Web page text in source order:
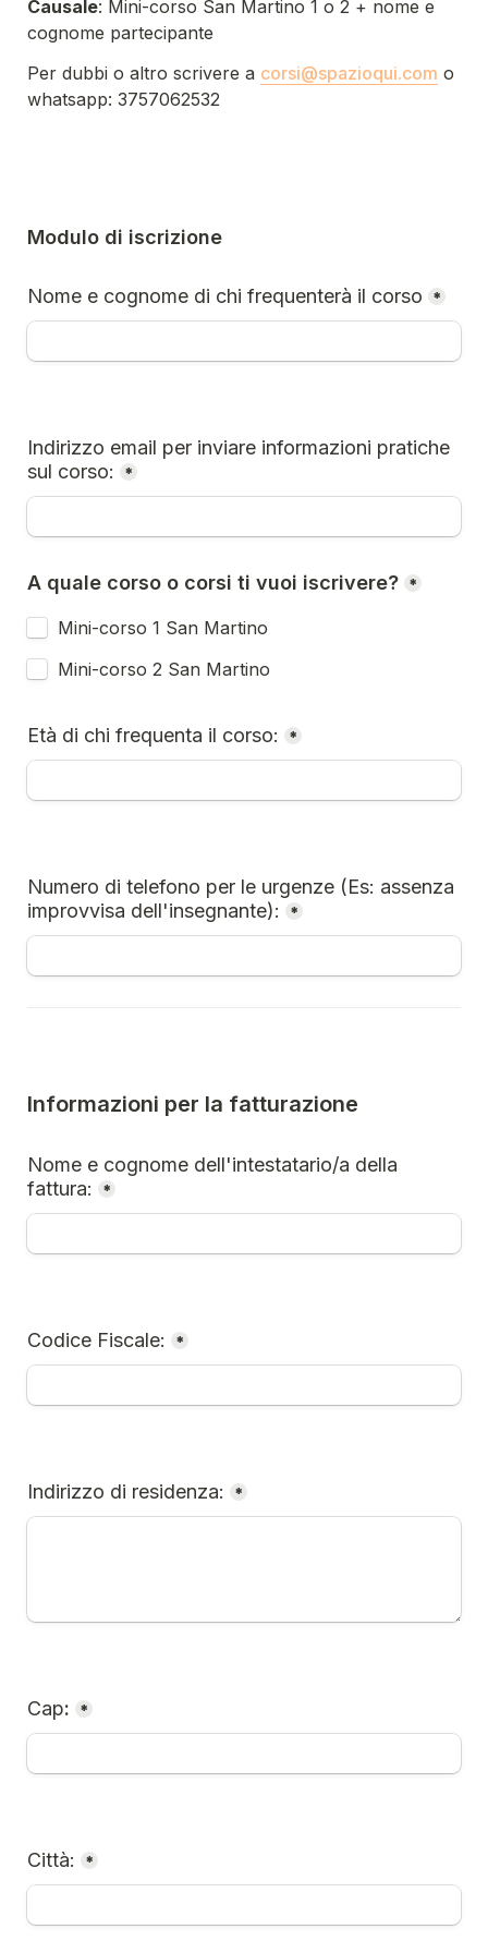
Causale: Mini-corso San Martino 1 o 2 + nome e
cognome partecipante
Per dubbi o altro scrivere a corsi@spazioqui.com o
whatsapp: 3757062532
Modulo di iscrizione
Nome e cognome di chi frequenterà il corso *
Indirizzo email per inviare informazioni pratiche
sul corso:
*
A quale corso o corsi ti vuoi iscrivere? *
Mini-corso 1 San Martino
Mini-corso 2 San Martino
Età di chi frequenta il corso: *
Numero di telefono per le urgenze (Es: assenza
improvvisa dell'insegnante):
*
Informazioni per la fatturazione
Nome e cognome dell'intestatario/a della
fattura:
*
Codice Fiscale: *
Indirizzo di residenza: *
Cap: *
Città: *